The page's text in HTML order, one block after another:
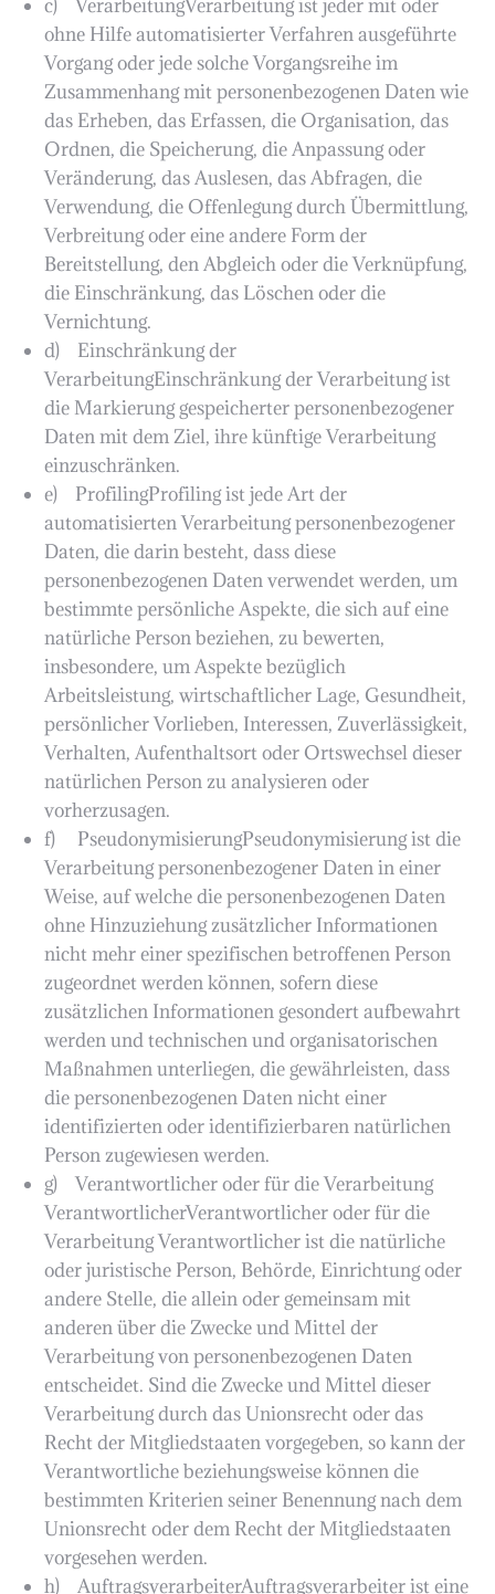
c) VerarbeitungVerarbeitung ist jeder mit oder
ohne Hilfe automatisierter Verfahren ausgeführte
Vorgang oder jede solche Vorgangsreihe im
Zusammenhang mit personenbezogenen Daten wie
das Erheben, das Erfassen, die Organisation, das
Ordnen, die Speicherung, die Anpassung oder
Veränderung, das Auslesen, das Abfragen, die
Verwendung, die Offenlegung durch Übermittlung,
Verbreitung oder eine andere Form der
Bereitstellung, den Abgleich oder die Verknüpfung,
die Einschränkung, das Löschen oder die
Vernichtung.
d) Einschränkung der
VerarbeitungEinschränkung der Verarbeitung ist
die Markierung gespeicherter personenbezogener
Daten mit dem Ziel, ihre künftige Verarbeitung
einzuschränken.
e) ProfilingProfiling ist jede Art der
automatisierten Verarbeitung personenbezogener
Daten, die darin besteht, dass diese
personenbezogenen Daten verwendet werden, um
bestimmte persönliche Aspekte, die sich auf eine
natürliche Person beziehen, zu bewerten,
insbesondere, um Aspekte bezüglich
Arbeitsleistung, wirtschaftlicher Lage, Gesundheit,
persönlicher Vorlieben, Interessen, Zuverlässigkeit,
Verhalten, Aufenthaltsort oder Ortswechsel dieser
natürlichen Person zu analysieren oder
vorherzusagen.
f) PseudonymisierungPseudonymisierung ist die
Verarbeitung personenbezogener Daten in einer
Weise, auf welche die personenbezogenen Daten
ohne Hinzuziehung zusätzlicher Informationen
nicht mehr einer spezifischen betroffenen Person
zugeordnet werden können, sofern diese
zusätzlichen Informationen gesondert aufbewahrt
werden und technischen und organisatorischen
Maßnahmen unterliegen, die gewährleisten, dass
die personenbezogenen Daten nicht einer
identifizierten oder identifizierbaren natürlichen
Person zugewiesen werden.
g) Verantwortlicher oder für die Verarbeitung
VerantwortlicherVerantwortlicher oder für die
Verarbeitung Verantwortlicher ist die natürliche
oder juristische Person, Behörde, Einrichtung oder
andere Stelle, die allein oder gemeinsam mit
anderen über die Zwecke und Mittel der
Verarbeitung von personenbezogenen Daten
entscheidet. Sind die Zwecke und Mittel dieser
Verarbeitung durch das Unionsrecht oder das
Recht der Mitgliedstaaten vorgegeben, so kann der
Verantwortliche beziehungsweise können die
bestimmten Kriterien seiner Benennung nach dem
Unionsrecht oder dem Recht der Mitgliedstaaten
vorgesehen werden.
h) AuftragsverarbeiterAuftragsverarbeiter ist eine